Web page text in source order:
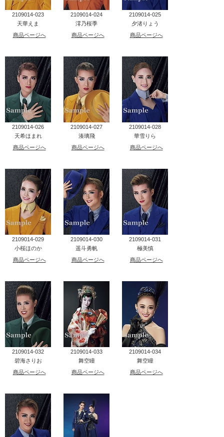
2109014-023
天華えま
商品ページへ
2109014-024
澪乃桜季
商品ページへ
2109014-025
夕渚りょう
商品ページへ
2109014-026
天希ほまれ
商品ページへ
2109014-027
湊璃飛
商品ページへ
2109014-028
華雪りら
商品ページへ
2109014-029
小桜ほのか
商品ページへ
2109014-030
遥斗勇帆
商品ページへ
2109014-031
極美慎
商品ページへ
2109014-032
碧海さりお
商品ページへ
2109014-033
舞空瞳
商品ページへ
2109014-034
舞空瞳
商品ページへ